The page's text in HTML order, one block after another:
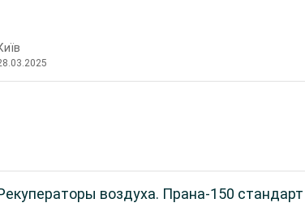
воздуха. Прана-150 стандарт